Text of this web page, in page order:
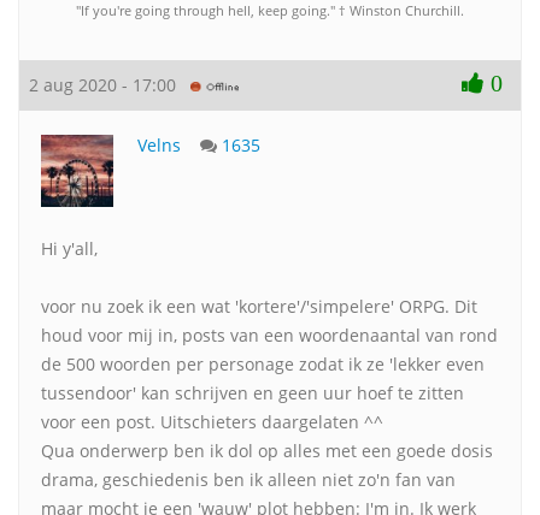
"If you're going through hell, keep going." † Winston Churchill.
2 aug 2020 - 17:00 0
Velns 1635
Hi y'all,
voor nu zoek ik een wat 'kortere'/'simpelere' ORPG. Dit
houd voor mij in, posts van een woordenaantal van rond
de 500 woorden per personage zodat ik ze 'lekker even
tussendoor' kan schrijven en geen uur hoef te zitten
voor een post. Uitschieters daargelaten ^^
Qua onderwerp ben ik dol op alles met een goede dosis
drama, geschiedenis ben ik alleen niet zo'n fan van
maar mocht je een 'wauw' plot hebben: I'm in. Ik werk